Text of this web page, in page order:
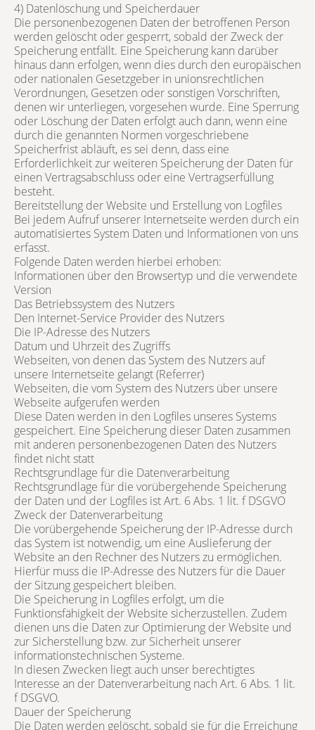
4) Datenlöschung und Speicherdauer
Die personenbezogenen Daten der betroffenen Person
werden gelöscht oder gesperrt, sobald der Zweck der
Speicherung entfällt. Eine Speicherung kann darüber
hinaus dann erfolgen, wenn dies durch den europäischen
oder nationalen Gesetzgeber in unionsrechtlichen
Verordnungen, Gesetzen oder sonstigen Vorschriften,
denen wir unterliegen, vorgesehen wurde. Eine Sperrung
oder Löschung der Daten erfolgt auch dann, wenn eine
durch die genannten Normen vorgeschriebene
Speicherfrist abläuft, es sei denn, dass eine
Erforderlichkeit zur weiteren Speicherung der Daten für
einen Vertragsabschluss oder eine Vertragserfüllung
besteht.
Bereitstellung der Website und Erstellung von Logfiles
Bei jedem Aufruf unserer Internetseite werden durch ein
automatisiertes System Daten und Informationen von uns
erfasst.
Folgende Daten werden hierbei erhoben:
Informationen über den Browsertyp und die verwendete
Version
Das Betriebssystem des Nutzers
Den Internet-Service Provider des Nutzers
Die IP-Adresse des Nutzers
Datum und Uhrzeit des Zugriffs
Webseiten, von denen das System des Nutzers auf
unsere Internetseite gelangt (Referrer)
Webseiten, die vom System des Nutzers über unsere
Webseite aufgerufen werden
Diese Daten werden in den Logfiles unseres Systems
gespeichert. Eine Speicherung dieser Daten zusammen
mit anderen personenbezogenen Daten des Nutzers
findet nicht statt
Rechtsgrundlage für die Datenverarbeitung
Rechtsgrundlage für die vorübergehende Speicherung
der Daten und der Logfiles ist Art. 6 Abs. 1 lit. f DSGVO
Zweck der Datenverarbeitung
Die vorübergehende Speicherung der IP-Adresse durch
das System ist notwendig, um eine Auslieferung der
Website an den Rechner des Nutzers zu ermöglichen.
Hierfür muss die IP-Adresse des Nutzers für die Dauer
der Sitzung gespeichert bleiben.
Die Speicherung in Logfiles erfolgt, um die
Funktionsfähigkeit der Website sicherzustellen. Zudem
dienen uns die Daten zur Optimierung der Website und
zur Sicherstellung bzw. zur Sicherheit unserer
informationstechnischen Systeme.
In diesen Zwecken liegt auch unser berechtigtes
Interesse an der Datenverarbeitung nach Art. 6 Abs. 1 lit.
f DSGVO.
Dauer der Speicherung
Die Daten werden gelöscht, sobald sie für die Erreichung